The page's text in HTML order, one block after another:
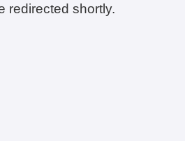
redirected shortly.